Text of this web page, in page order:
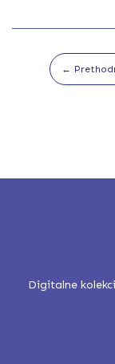
←
Digitalne